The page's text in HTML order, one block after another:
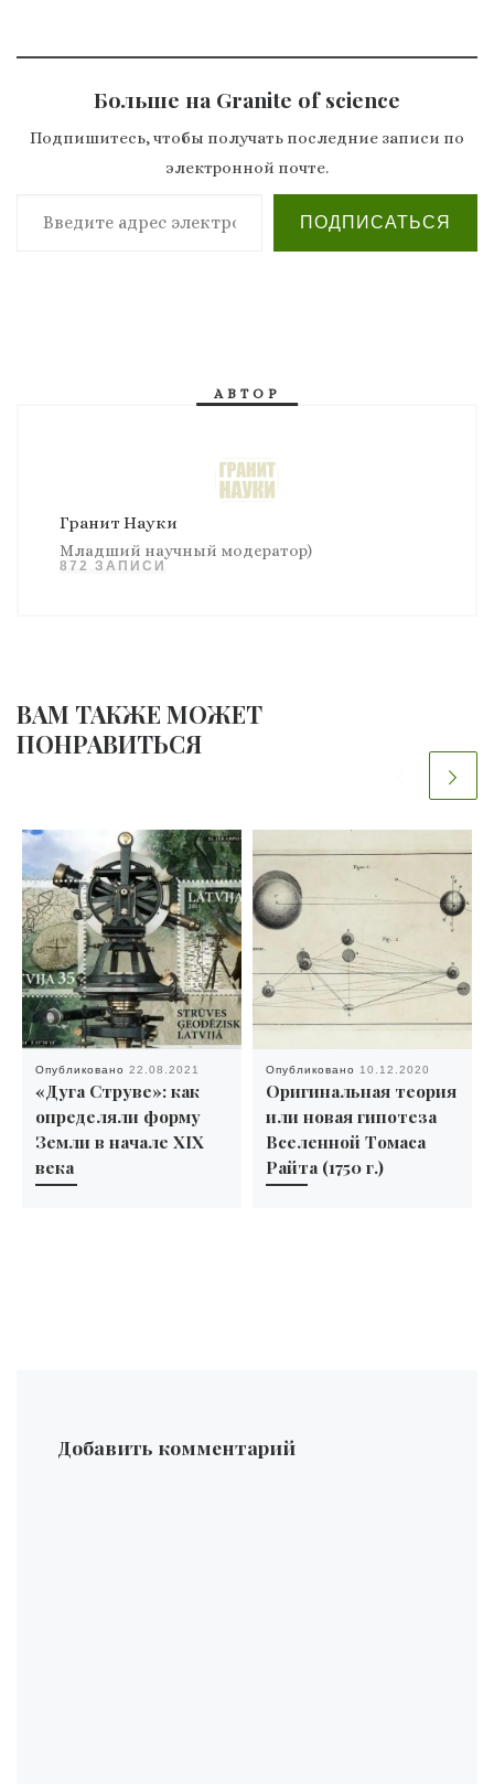
Больше на Granite of science
Подпишитесь, чтобы получать последние записи по
электронной почте.
Введите адрес электронной почты…
ПОДПИСАТЬСЯ
АВТОР
Гранит Науки
Младший научный модератор)
872 ЗАПИСИ
ВАМ ТАКЖЕ МОЖЕТ
ПОНРАВИТЬСЯ
Опубликовано 22.08.2021
«Дуга Струве»: как
определяли форму
Земли в начале XIX
века
Опубликовано 10.12.2020
Оригинальная теория
или новая гипотеза
Вселенной Томаса
Райта (1750 г.)
Добавить комментарий